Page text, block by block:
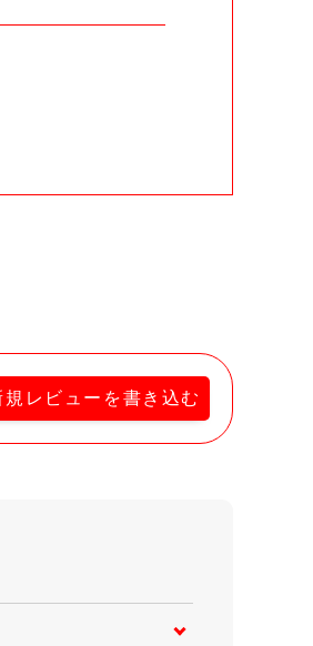
規レビューを書き込む